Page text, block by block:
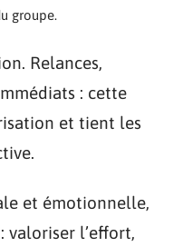
groupe.
Relances,
: cette
et tient les
et émotionnelle,
valoriser l’effort,